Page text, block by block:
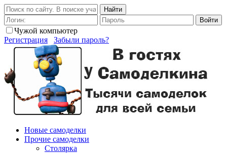
Найти
Войти
Чужой компьютер
Регистрация
Забыли пароль?
Новые самоделки
Прочие самоделки
Столярка